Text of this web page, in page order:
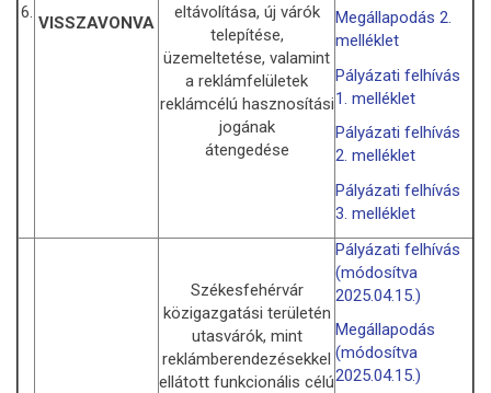
6.
VISSZAVONVA
eltávolítása, új várók
telepítése,
üzemeltetése, valamint
a reklámfelületek
reklámcélú hasznosítási
jogának
átengedése
Megállapodás 2.
melléklet
Pályázati felhívás
1. melléklet
Pályázati felhívás
2. melléklet
Pályázati felhívás
3. melléklet
Székesfehérvár
közigazgatási területén
utasvárók, mint
reklámberendezésekkel
ellátott funkcionális célú
Pályázati felhívás
(módosítva
2025.04.15.)
Megállapodás
(módosítva
2025.04.15.)